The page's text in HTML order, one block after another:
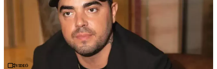
Videó